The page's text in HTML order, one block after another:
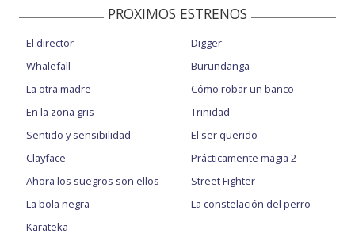
PROXIMOS ESTRENOS
El director
Whalefall
La otra madre
En la zona gris
Sentido y sensibilidad
Clayface
Ahora los suegros son ellos
La bola negra
Karateka
Digger
Burundanga
Cómo robar un banco
Trinidad
El ser querido
Prácticamente magia 2
Street Fighter
La constelación del perro